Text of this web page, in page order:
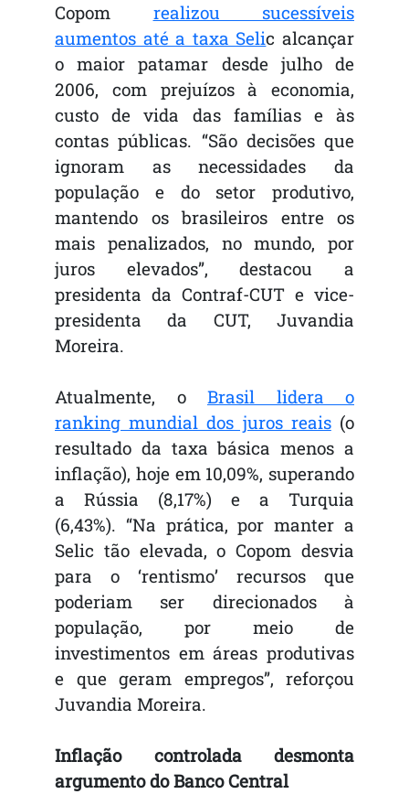
Copom realizou sucessíveis
aumentos até a taxa Selic alcançar
o maior patamar desde julho de
2006, com prejuízos à economia,
custo de vida das famílias e às
contas públicas. “São decisões que
ignoram as necessidades da
população e do setor produtivo,
mantendo os brasileiros entre os
mais penalizados, no mundo, por
juros elevados”, destacou a
presidenta da Contraf-CUT e vice-
presidenta da CUT, Juvandia
Moreira.
Atualmente, o Brasil lidera o
ranking mundial dos juros reais(o
resultado da taxa básica menos a
inflação), hoje em 10,09%, superando
a Rússia (8,17%) e a Turquia
(6,43%). “Na prática, por manter a
Selic tão elevada, o Copom desvia
para o ‘rentismo’ recursos que
poderiam ser direcionados à
população, por meio de
investimentos em áreas produtivas
e que geram empregos”, reforçou
Juvandia Moreira.
Inflação controlada desmonta
argumento do Banco Central